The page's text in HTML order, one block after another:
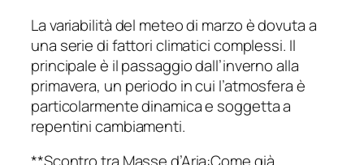
La variabilità del meteo di marzo è dovuta a
una serie di fattori climatici complessi. Il
principale è il passaggio dall’inverno alla
primavera, un periodo in cui l’atmosfera è
particolarmente dinamica e soggetta a
repentini cambiamenti.